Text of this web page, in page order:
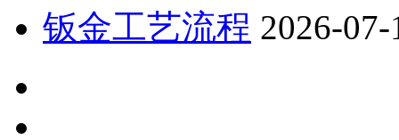
钣金工艺流程 2026-07-